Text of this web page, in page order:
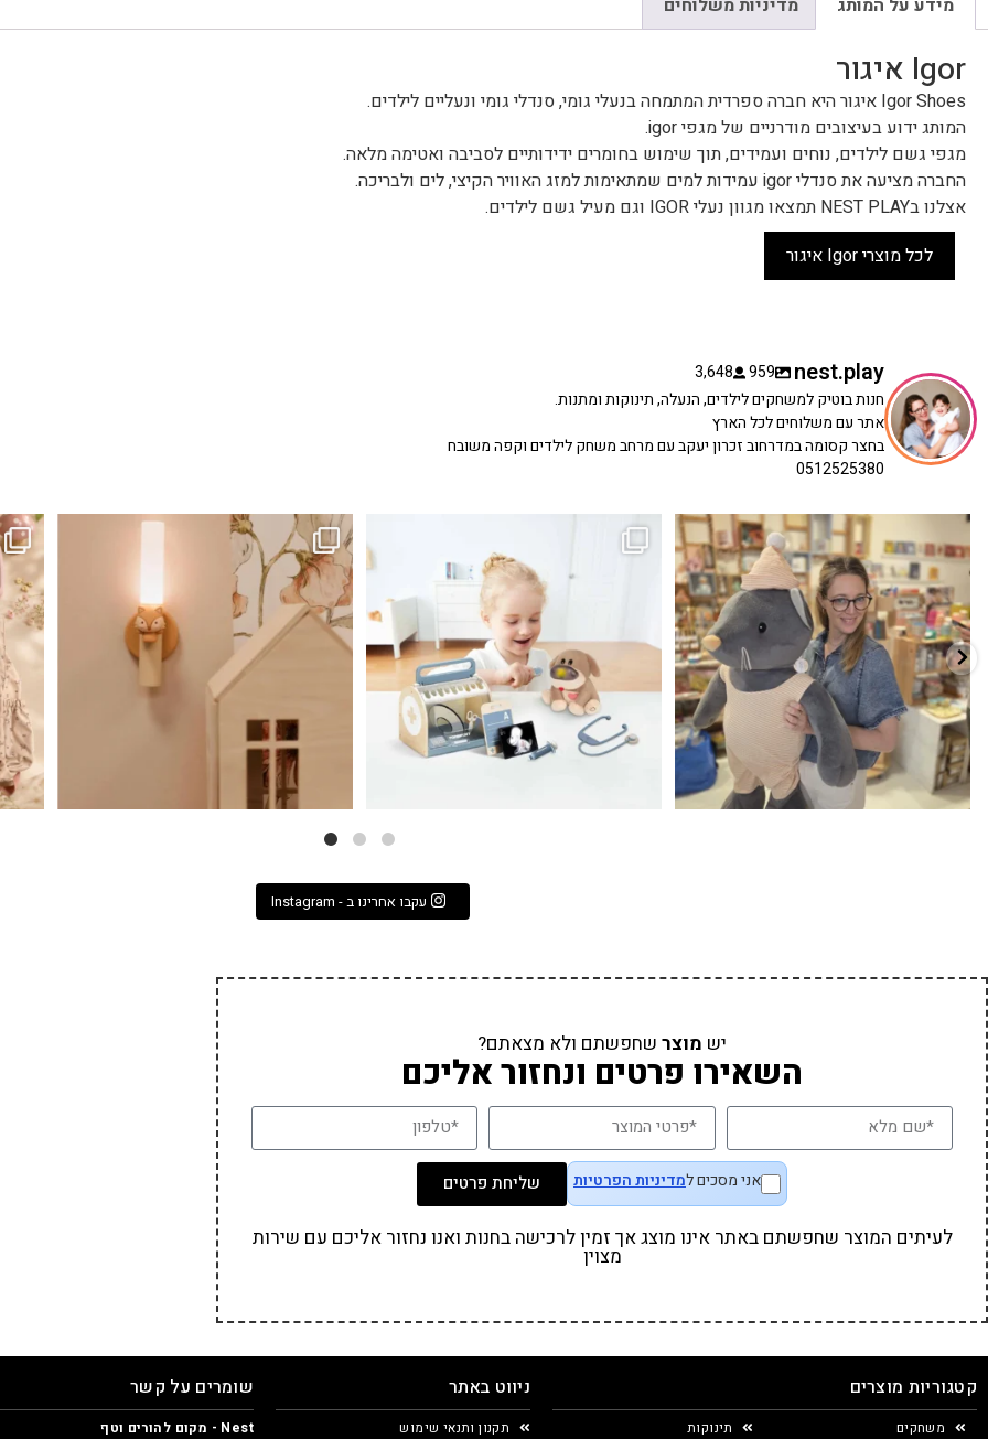
מידע על המותג מדיניות משלוחים
Igor איגור
Igor Shoes איגור היא חברה ספרדית המתמחה בנעלי גומי, סנדלי גומי ונעליים לילדים.
המותג ידוע בעיצובים מודרניים של מגפי igor.
מגפי גשם לילדים, נוחים ועמידים, תוך שימוש בחומרים ידידותיים לסביבה ואטימה מלאה.
החברה מציעה את סנדלי igor עמידות למים שמתאימות למזג האוויר הקיצי, לים ולבריכה.
אצלנו בNEST PLAY תמצאו מגוון נעלי IGOR וגם מעיל גשם לילדים.
לכל מוצרי Igor איגור
nest.play
959
3,648
חנות בוטיק למשחקים לילדים, הנעלה, תינוקות ומתנות.
אתר עם משלוחים לכל הארץ
בחצר קסומה במדרחוב זכרון יעקב עם מרחב משחק לילדים וקפה משובח
0512525380
גם פריט עיצובי לחדר, גם מנורת לילה מרגיעה, וגם...
0
7 0
כשפתחתי את החנות חלמתי ליצור מקום שהייתי
שמחה
39 16
עקבו אחרינו ב - Instagram
יש מוצר שחפשתם ולא מצאתם?
השאירו פרטים ונחזור אליכם
אני מסכים למדיניות הפרטיות שליחת פרטים
לעיתים המוצר שחפשתם באתר אינו מוצג אך זמין לרכישה בחנות ואנו נחזור אליכם עם שירות
מצוין
קטגוריות מוצרים
משחקים תינוקות
ניווט באתר
תקנון ותנאי שימוש
שומרים על קשר
Nest - מקום להורים וטף